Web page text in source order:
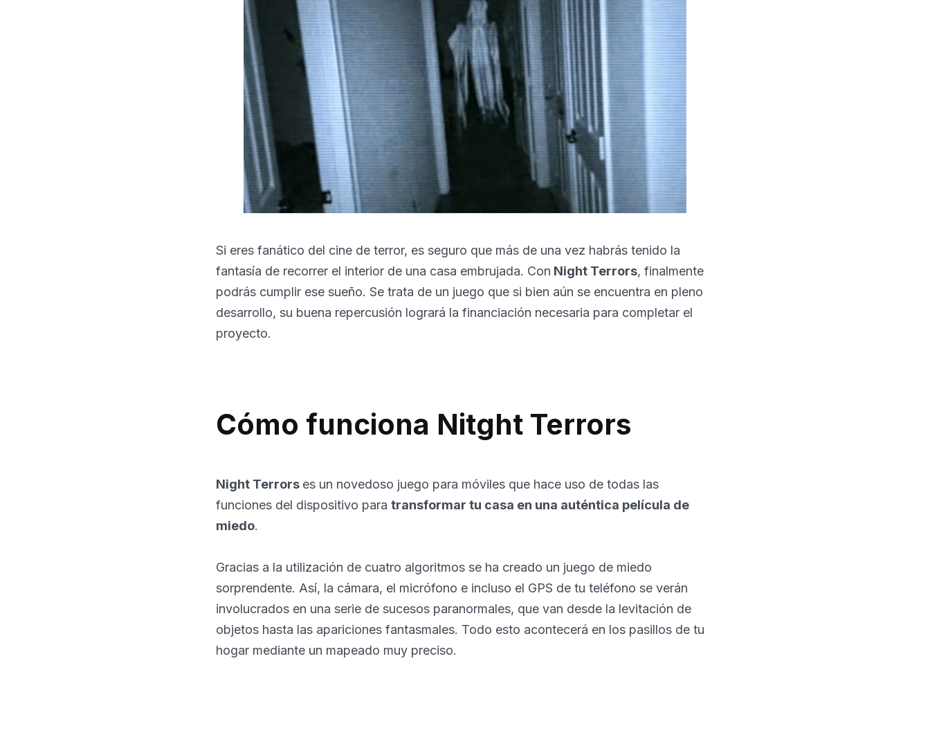
Si eres fanático del cine de terror, es seguro que más de una vez habrás tenido la
fantasía de recorrer el interior de una casa embrujada. Con Night Terrors, finalmente
podrás cumplir ese sueño. Se trata de un juego que si bien aún se encuentra en pleno
desarrollo, su buena repercusión logrará la financiación necesaria para completar el
proyecto.
Cómo funciona Nitght Terrors
Night Terrors es un novedoso juego para móviles que hace uso de todas las
funciones del dispositivo para transformar tu casa en una auténtica película de
miedo.
Gracias a la utilización de cuatro algoritmos se ha creado un juego de miedo
sorprendente. Así, la cámara, el micrófono e incluso el GPS de tu teléfono se verán
involucrados en una serie de sucesos paranormales, que van desde la levitación de
objetos hasta las apariciones fantasmales. Todo esto acontecerá en los pasillos de tu
hogar mediante un mapeado muy preciso.